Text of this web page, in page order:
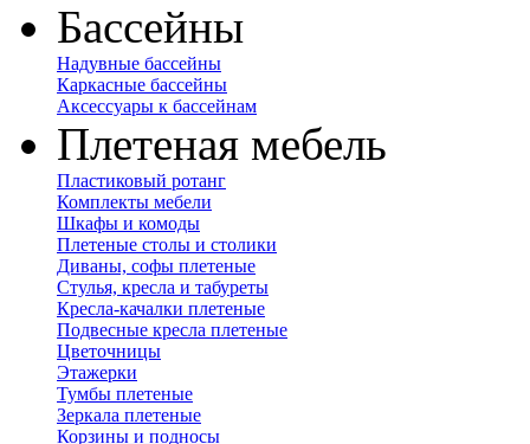
Бассейны
Надувные бассейны
Каркасные бассейны
Аксессуары к бассейнам
Плетеная мебель
Пластиковый ротанг
Комплекты мебели
Шкафы и комоды
Плетеные столы и столики
Диваны, софы плетеные
Стулья, кресла и табуреты
Кресла-качалки плетеные
Подвесные кресла плетеные
Цветочницы
Этажерки
Тумбы плетеные
Зеркала плетеные
Корзины и подносы